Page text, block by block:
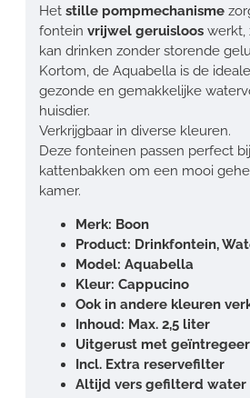
Het stille pompmechanisme
fontein vrijwel geruisloos werkt,
kan drinken zonder storende
Kortom, de Aquabella is de
gezonde en gemakkelijke
huisdier.
Verkrijgbaar in diverse kleuren.
Deze fonteinen passen perfect
kattenbakken om een mooi
kamer.
Merk: Boon
Product: Drinkfontein,
Model: Aquabella
Kleur: Cappucino
Ook in andere kleuren
Inhoud: Max. 2,5 liter
Uitgerust met
Incl. Extra reservefilter
Altijd vers gefilterd water